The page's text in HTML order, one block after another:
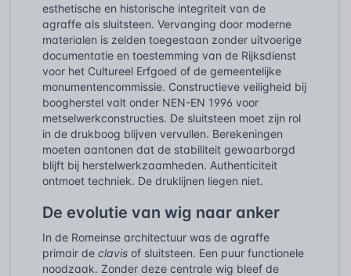
esthetische en historische integriteit van de
agraffe als sluitsteen. Vervanging door moderne
materialen is zelden toegestaan zonder uitvoerige
documentatie en toestemming van de Rijksdienst
voor het Cultureel Erfgoed of de gemeentelijke
monumentencommissie. Constructieve veiligheid bij
boogherstel valt onder NEN-EN 1996 voor
metselwerkconstructies. De sluitsteen moet zijn rol
in de drukboog blijven vervullen. Berekeningen
moeten aantonen dat de stabiliteit gewaarborgd
blijft bij herstelwerkzaamheden. Authenticiteit
ontmoet techniek. De druklijnen liegen niet.
De evolutie van wig naar anker
In de Romeinse architectuur was de agraffe
primair de clavis of sluitsteen. Een puur functionele
noodzaak. Zonder deze centrale wig bleef de